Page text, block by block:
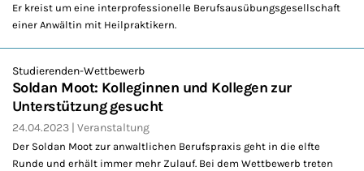
Er kreist um eine interprofessionelle Berufsausübungsgesellschaft
einer Anwältin mit Heilpraktikern.
Studierenden-Wettbewerb
Soldan Moot: Kolleginnen und Kollegen zur
Unterstützung gesucht
24.04.2023 Veranstaltung
Der Soldan Moot zur anwaltlichen Berufspraxis geht in die elfte
Runde und erhält immer mehr Zulauf. Bei dem Wettbewerb treten